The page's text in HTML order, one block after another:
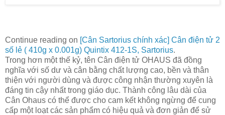
Continue reading on [Cân Sartorius chính xác] Cân điện tử 2
số lẻ ( 410g x 0.001g) Quintix 412-1S, Sartorius.
Trong hơn một thế kỷ, tên Cân điện tử OHAUS đã đồng
nghĩa với số dư và cân bằng chất lượng cao, bền và thân
thiện với người dùng và được công nhận thường xuyên là
đáng tin cậy nhất trong giáo dục. Thành công lâu dài của
Cân Ohaus có thể được cho cam kết không ngừng để cung
cấp một loạt các sản phẩm có hiệu quả và đơn giản để sử